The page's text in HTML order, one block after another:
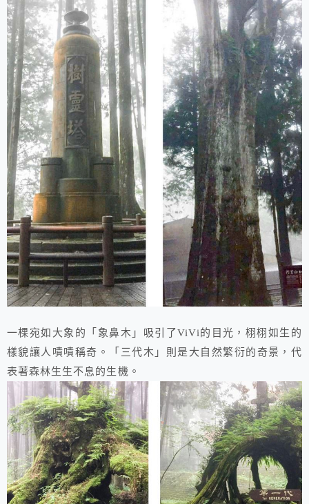
一棵宛如大象的「象鼻木」吸引了ViVi的目光，栩栩如生的
樣貌讓人嘖嘖稱奇。「三代木」則是大自然繁衍的奇景，代
表著森林生生不息的生機。